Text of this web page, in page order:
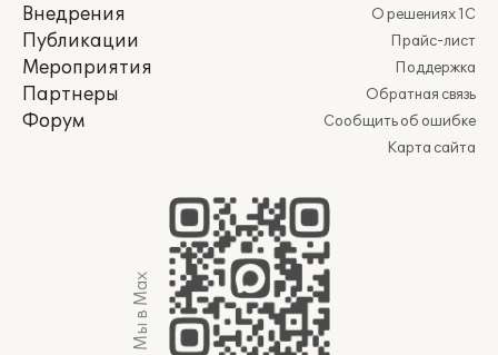
Внедрения
Публикации
Мероприятия
Партнеры
Форум
О решениях 1С
Прайс-лист
Поддержка
Обратная связь
Сообщить об ошибке
Карта сайта
Мы в Max